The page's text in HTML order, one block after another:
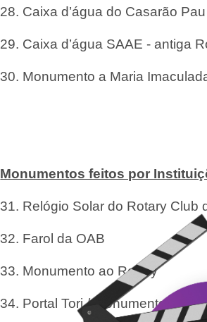
28. Caixa d’água do Casarão
29. Caixa d’água SAAE - antiga
30. Monumento a Maria
Monumentos feitos por
31. Relógio Solar do Rotary Club
32. Farol da OAB
33. Monumento ao Rotary
34. Portal Tori / Monumento ao